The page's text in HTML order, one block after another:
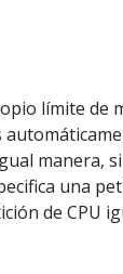
límite de
manera,
una
de CPU